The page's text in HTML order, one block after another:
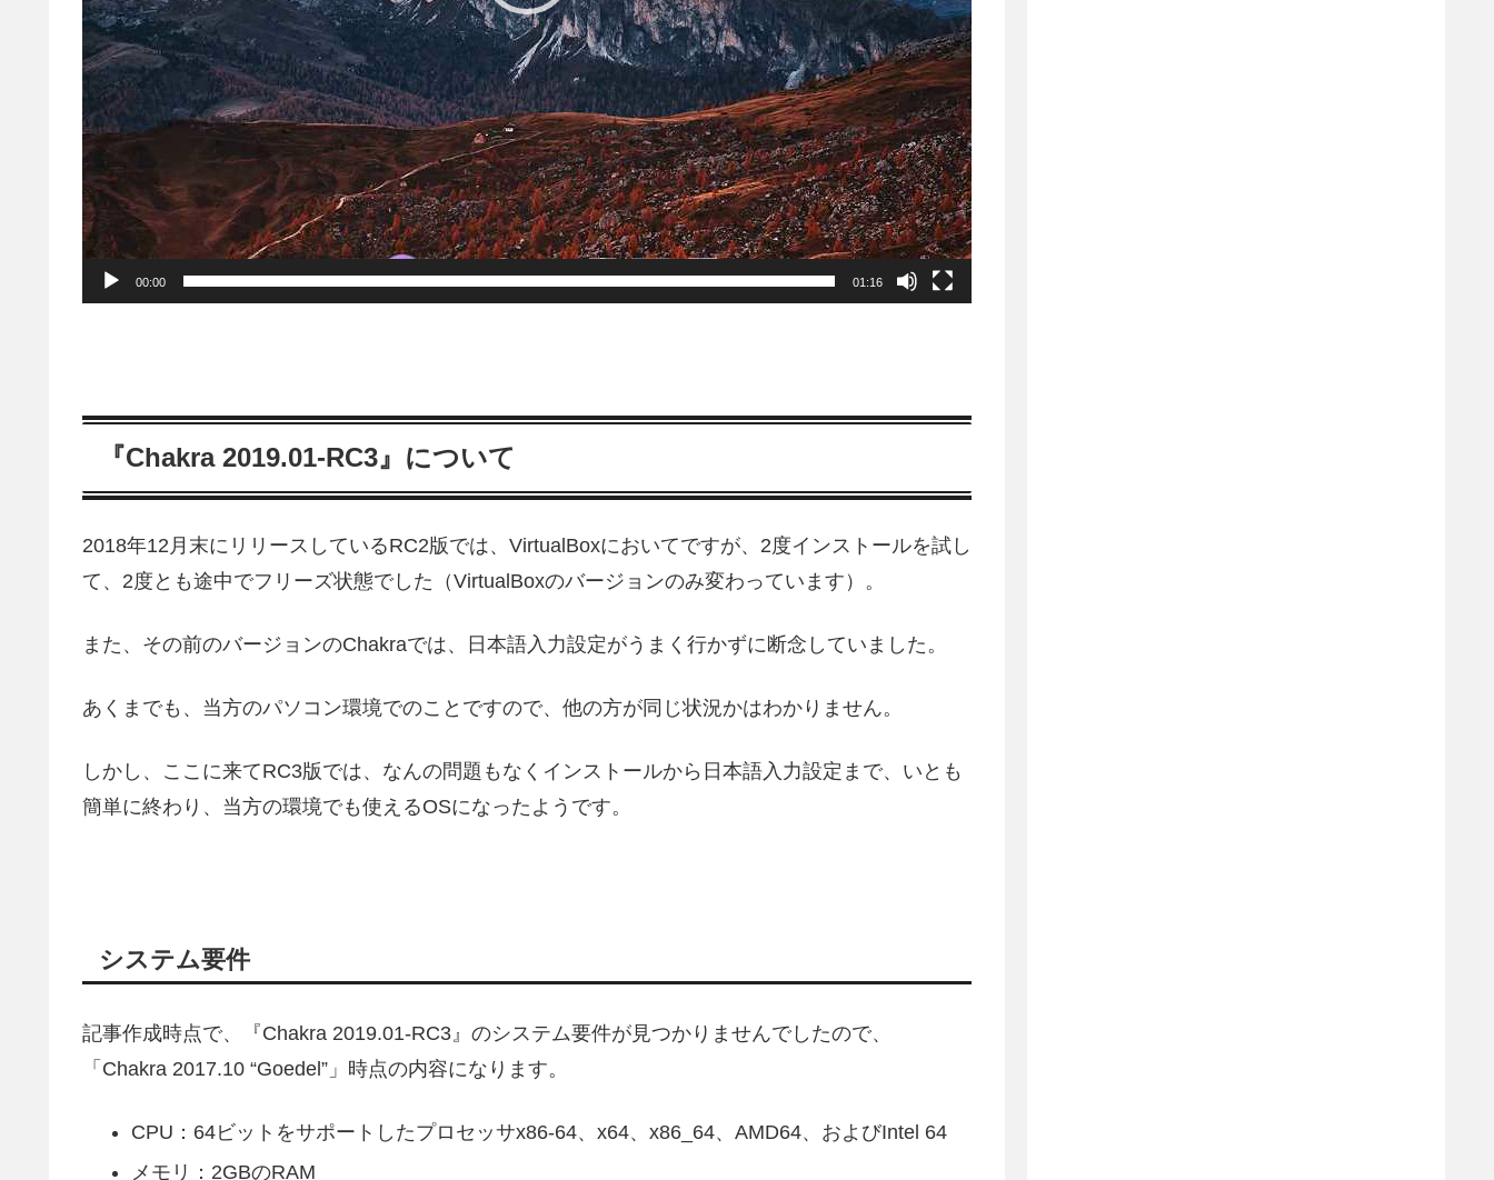
00:00 01:16
『Chakra 2019.01-RC3』について
2018年12月末にリリースしているRC2版では、VirtualBoxにおいてですが、2度インストールを試し
て、2度とも途中でフリーズ状態でした（VirtualBoxのバージョンのみ変わっています）。
また、その前のバージョンのChakraでは、日本語入力設定がうまく行かずに断念していました。
あくまでも、当方のパソコン環境でのことですので、他の方が同じ状況かはわかりません。
しかし、ここに来てRC3版では、なんの問題もなくインストールから日本語入力設定まで、いとも
簡単に終わり、当方の環境でも使えるOSになったようです。
システム要件
記事作成時点で、『Chakra 2019.01-RC3』のシステム要件が見つかりませんでしたので、
「Chakra 2017.10 “Goedel”」時点の内容になります。
CPU：64ビットをサポートしたプロセッサx86-64、x64、x86_64、AMD64、およびIntel 64
メモリ：2GBのRAM